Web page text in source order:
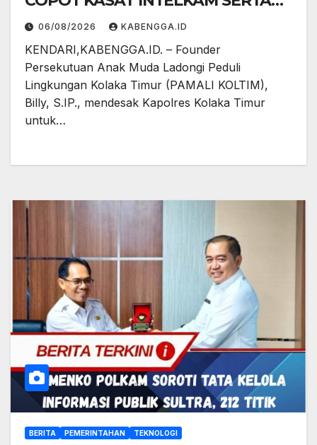
KASAT RESKRIM ATAS DUGAAN
LEMAHNYA PENEGAKAN HUKUM
TERHADAP AKTIVITAS GALIAN C
YANG DIDUGA ILEGAL
06/08/2026 KABENGGA.ID
KENDARI,KABENGGA.ID. – Founder
Persekutuan Anak Muda Ladongi Peduli
Lingkungan Kolaka Timur (PAMALI KOLTIM),
Billy, S.IP., mendesak Kapolres Kolaka Timur
untuk…
BERITA PEMERINTAHAN TEKNOLOGI